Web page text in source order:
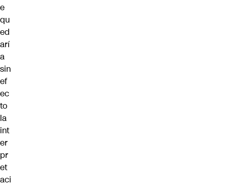
e
qu
ed
arí
a
sin
ef
ec
to
la
int
er
pr
et
aci